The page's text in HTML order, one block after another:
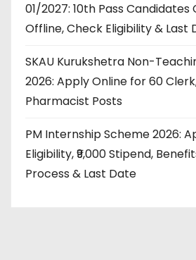
01/2027: 10th Pass Candidates
Offline, Check Eligibility & Last
SKAU Kurukshetra Non-
2026: Apply Online for 60
Pharmacist Posts
PM Internship Scheme 2026:
Eligibility, ₹9,000 Stipend,
Process & Last Date